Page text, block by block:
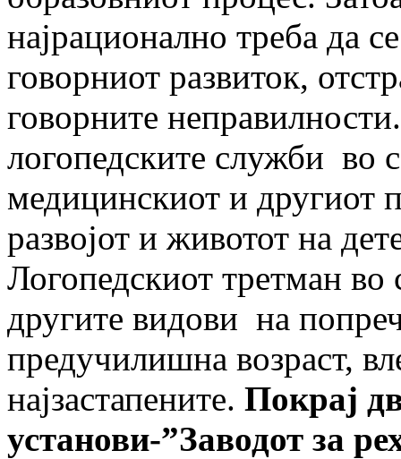
најрационално треба да
говорниот развиток,
говорните
логопедските служби во
медицинскиот и другиот
развојот и животот на
Логопедскиот третман во
другите видови на
предучилишна возраст,
најзастапените. Покрај
установи-”Заводот за